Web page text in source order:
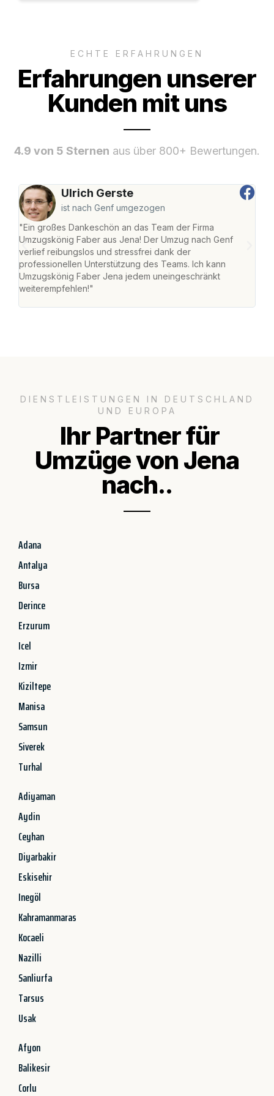
ECHTE ERFAHRUNGEN
Erfahrungen unserer
Kunden mit uns
4.9 von 5 Sternen aus über 800+ Bewertungen.
Ulrich Gerste
ist nach Genf umgezogen
"Ein großes Dankeschön an das Team der Firma
Umzugskönig Faber aus Jena! Der Umzug nach Genf
verlief reibungslos und stressfrei dank der
professionellen Unterstützung des Teams. Ich kann
Umzugskönig Faber Jena jedem uneingeschränkt
weiterempfehlen!"
DIENSTLEISTUNGEN IN DEUTSCHLAND
UND EUROPA
Ihr Partner für
Umzüge von Jena
nach..
Adana
Antalya
Bursa
Derince
Erzurum
Icel
Izmir
Kiziltepe
Manisa
Samsun
Siverek
Turhal
Adiyaman
Aydin
Ceyhan
Diyarbakir
Eskisehir
Inegöl
Kahramanmaras
Kocaeli
Nazilli
Sanliurfa
Tarsus
Usak
Afyon
Balikesir
Corlu